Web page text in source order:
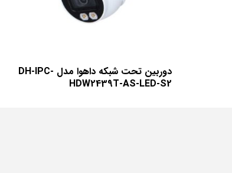
دوربین تحت شبکه داهوا مدل DH-IPC-
HDW2439T-AS-LED-S2